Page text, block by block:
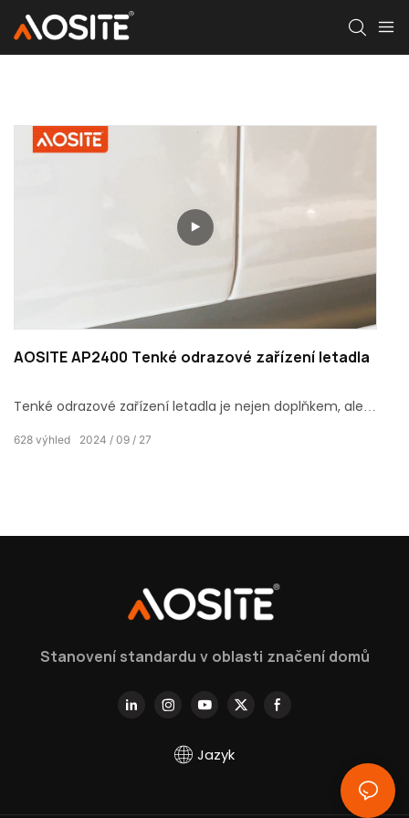
AOSITE AP2400 Tenké odrazové zařízení letadla
Tenké odrazové zařízení letadla je nejen doplňkem, ale
2024 09 27
628 výhled
Stanovení standardu v oblasti značení domů
Jazyk